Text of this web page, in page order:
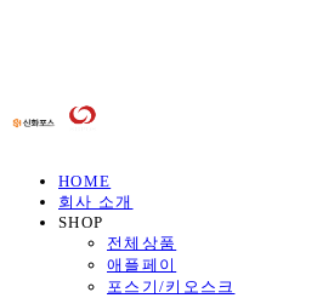
HOME
회사 소개
SHOP
전체상품
애플페이
포스기/키오스크